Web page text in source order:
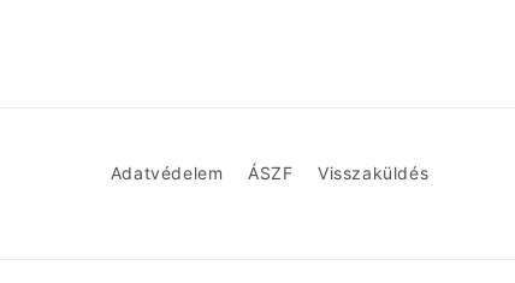
Adatvédelem ÁSZF Visszaküldés